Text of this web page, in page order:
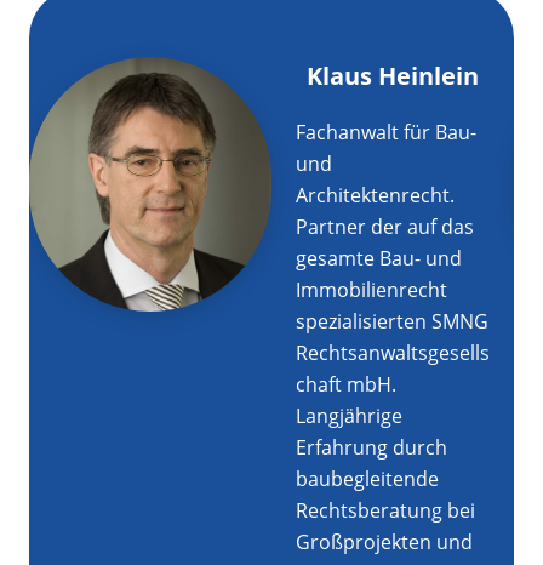
Klaus Heinlein
Fachanwalt für Bau-
und
Architektenrecht.
Partner der auf das
gesamte Bau- und
Immobilienrecht
spezialisierten SMNG
Rechtsanwaltsgesells
chaft mbH.
Langjährige
Erfahrung durch
baubegleitende
Rechtsberatung bei
Großprojekten und